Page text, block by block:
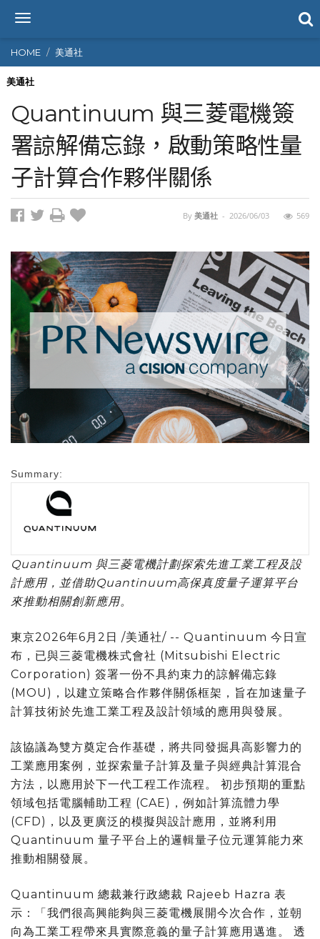
T
g
g
l
n
a
v
i
g
a
t
HOME 美通社
美通社
Quantinuum 與三菱電機簽
署諒解備忘錄，啟動策略性量
子計算合作夥伴關係
By 美通社 - 2026/06/03 569
Summary:
Quantinuum 與三菱電機計劃探索先進工業工程及設
計應用，並借助Quantinuum高保真度量子運算平台
來推動相關創新應用。
東京2026年6月2日 /美通社/ -- Quantinuum 今日宣
布，已與三菱電機株式會社 (Mitsubishi Electric
Corporation) 簽署一份不具約束力的諒解備忘錄
(MOU)，以建立策略合作夥伴關係框架，旨在加速量子
計算技術於先進工業工程及設計領域的應用與發展。
該協議為雙方奠定合作基礎，將共同發掘具高影響力的
工業應用案例，並探索量子計算及量子與經典計算混合
方法，以應用於下一代工程工作流程。 初步預期的重點
領域包括電腦輔助工程 (CAE)，例如計算流體力學
(CFD)，以及更廣泛的模擬與設計應用，並將利用
Quantinuum 量子平台上的邏輯量子位元運算能力來
推動相關發展。
Quantinuum 總裁兼行政總裁 Rajeeb Hazra 表
示：「我們很高興能夠與三菱電機展開今次合作，並朝
向為工業工程帶來具實際意義的量子計算應用邁進。 透